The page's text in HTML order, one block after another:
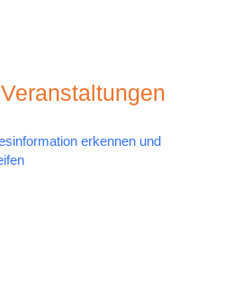
erkennen und